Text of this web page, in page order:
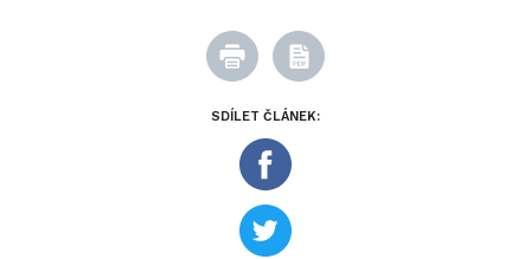
SDÍLET ČLÁNEK: